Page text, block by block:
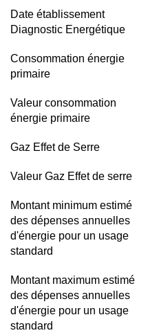
Date établissement
Diagnostic Energétique
Consommation énergie
primaire
Valeur consommation
énergie primaire
Gaz Effet de Serre
Valeur Gaz Effet de serre
Montant minimum estimé
des dépenses annuelles
d'énergie pour un usage
standard
Montant maximum estimé
des dépenses annuelles
d'énergie pour un usage
standard